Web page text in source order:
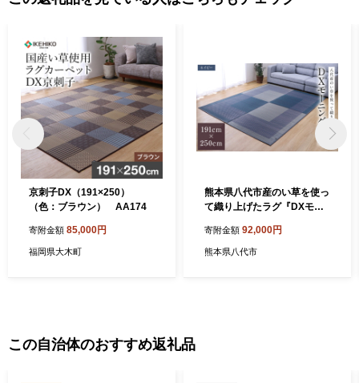
京刺子DX（191×250）
（色：ブラウン） AA174
寄附金額 85,000円
福岡県大木町
熊本県八代市産のい草を使っ
て織り上げたラグ『DXモー
50cm)(カラー：ネイビー) 国
産 イグサ 茣蓙 ござ ラグ カ
寄附金額 92,000円
熊本県八代市
この自治体のおすすめ返礼品